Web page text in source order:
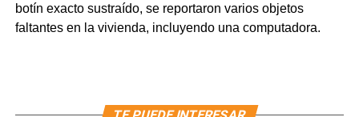
botín exacto sustraído, se reportaron varios objetos
faltantes en la vivienda, incluyendo una computadora.